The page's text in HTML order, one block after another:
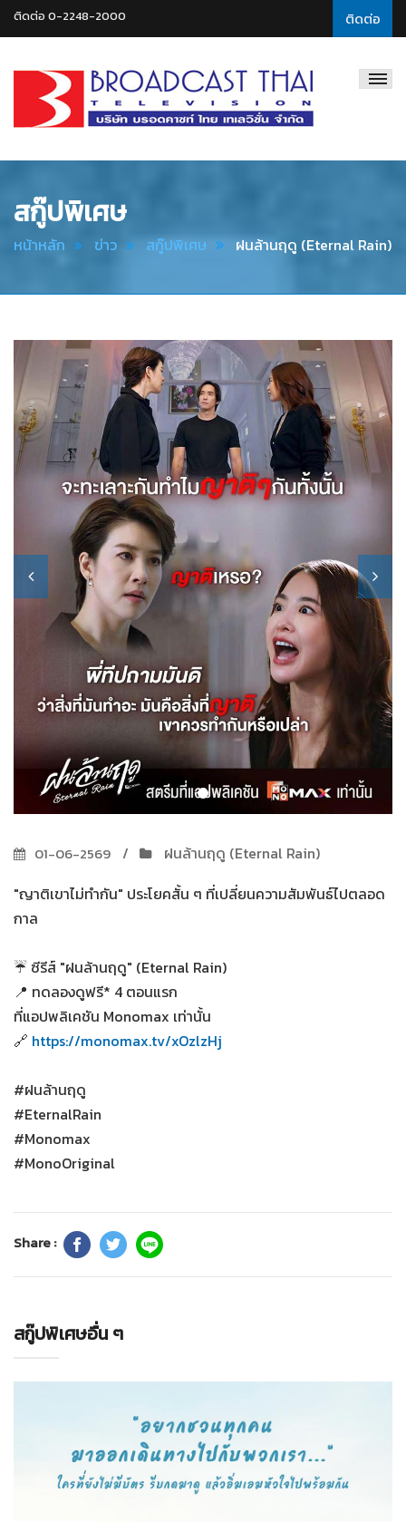
ติดต่อ
ติดต่อ 0-2248-2000
Thai
สกู๊ปพิเศษ
หน้าหลัก ข่าว สกู๊ปพิเศษ ฝนล้านฤดู (Eternal Rain)
01-06-2569
ฝนล้านฤดู (Eternal Rain)
"ญาติเขาไม่ทำกัน" ประโยคสั้น ๆ ที่เปลี่ยนความสัมพันธ์ไปตลอด
กาล
☔ ซีรีส์ "ฝนล้านฤดู" (Eternal Rain)
📍 ทดลองดูฟรี* 4 ตอนแรก
ที่แอปพลิเคชัน Monomax เท่านั้น
🔗 https://monomax.tv/xOzlzHj
#ฝนล้านฤดู
#EternalRain
#Monomax
#MonoOriginal
Share :
สกู๊ปพิเศษอื่น ๆ